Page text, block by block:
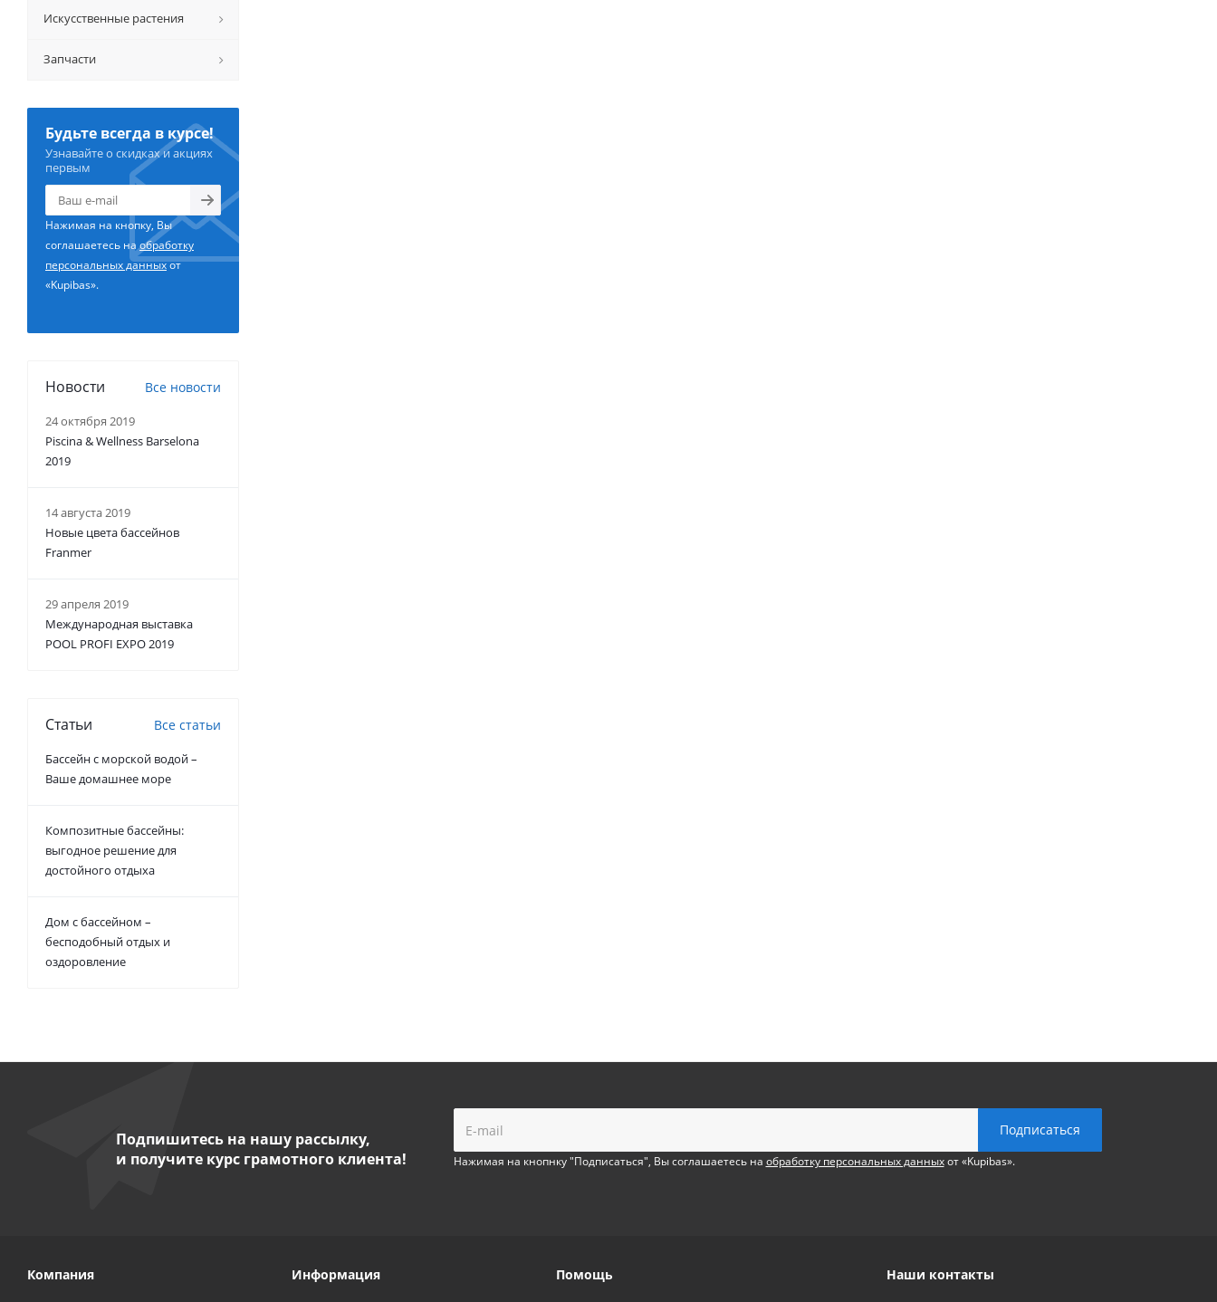
Искусственные растения
Запчасти
Будьте всегда в курсе!
Узнавайте о скидках и акциях
первым
Нажимая на кнопку, Вы
соглашаетесь наобработку
персональных данныхот
«Kupibas».
Новости Все новости
24 октября 2019
Piscina & Wellness Barselona
2019
14 августа 2019
Новые цвета бассейнов
Franmer
29 апреля 2019
Международная выставка
POOL PROFI EXPO 2019
Статьи Все статьи
Бассейн с морской водой –
Ваше домашнее море
Композитные бассейны:
выгодное решение для
достойного отдыха
Дом с бассейном –
бесподобный отдых и
оздоровление
Подпишитесь на нашу рассылку,
и получите курс грамотного клиента!
Нажимая на кнопнку "Подписаться", Вы соглашаетесь на обработку персональных данныхот «Kupibas».
Компания Информация Помощь Наши контакты